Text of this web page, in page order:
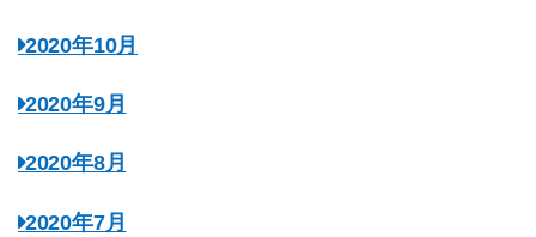
2020年10月
2020年9月
2020年8月
2020年7月